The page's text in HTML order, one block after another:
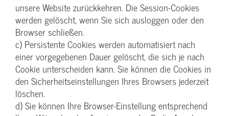
unsere Website zurückkehren. Die Session-Cookies
werden gelöscht, wenn Sie sich ausloggen oder den
Browser schließen.
c) Persistente Cookies werden automatisiert nach
einer vorgegebenen Dauer gelöscht, die sich je nach
Cookie unterscheiden kann. Sie können die Cookies in
den Sicherheitseinstellungen Ihres Browsers jederzeit
löschen.
d) Sie können Ihre Browser-Einstellung entsprechend